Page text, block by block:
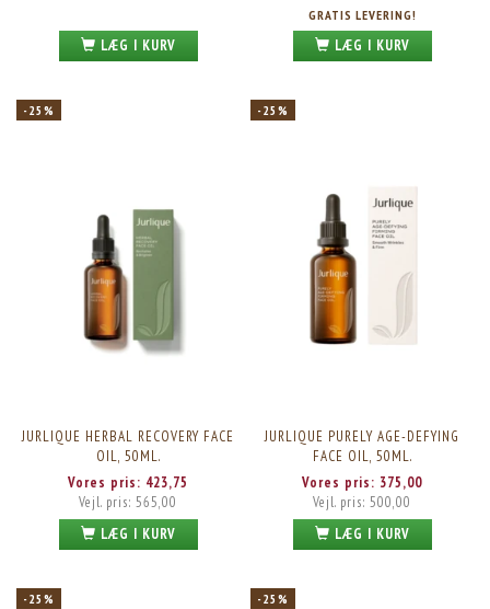
LÆG I KURV
GRATIS LEVERING!
LÆG I KURV
-25%
JURLIQUE HERBAL RECOVERY FACE
OIL, 50ML.
Vores pris: 423,75
Vejl. pris: 565,00
LÆG I KURV
-25%
JURLIQUE PURELY AGE-DEFYING
FACE OIL, 50ML.
Vores pris: 375,00
Vejl. pris: 500,00
LÆG I KURV
-25% -25%